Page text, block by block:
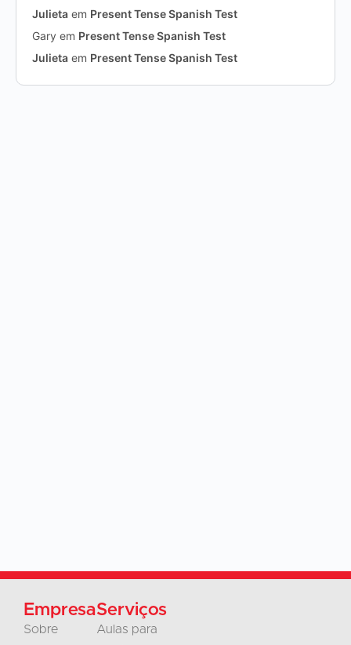
Julieta em Present Tense Spanish Test
Gary em Present Tense Spanish Test
Julieta em Present Tense Spanish Test
Empresa
Sobre
Serviços
Aulas para